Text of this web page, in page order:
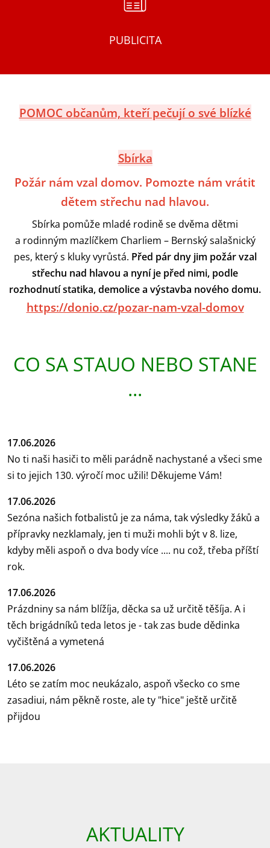
PUBLICITA
POMOC občanům, kteří pečují o své blízké
Sbírka
Požár nám vzal domov. Pomozte nám vrátit
dětem střechu nad hlavou.
Sbírka pomůže mladé rodině se dvěma dětmi
a rodinným mazlíčkem Charliem – Bernský salašnický
pes, který s kluky vyrůstá. Před pár dny jim požár vzal
střechu nad hlavou a nyní je před nimi, podle
rozhodnutí statika, demolice a výstavba nového domu.
https://donio.cz/pozar-nam-vzal-domov
CO SA STAUO NEBO STANE
...
17.06.2026
No ti naši hasiči to měli parádně nachystané a všeci sme
si to jejich 130. výročí moc užili! Děkujeme Vám!
17.06.2026
Sezóna našich fotbalistů je za náma, tak výsledky žáků a
přípravky nezklamaly, jen ti muži mohli být v 8. lize,
kdyby měli aspoň o dva body více .... nu což, třeba příští
rok.
17.06.2026
Prázdniny sa nám blížíja, děcka sa už určitě těšíja. A i
těch brigádníků teda letos je - tak zas bude dědinka
vyčištěná a vymetená
17.06.2026
Léto se zatím moc neukázalo, aspoň všecko co sme
zasadiui, nám pěkně roste, ale ty "hice" ještě určitě
přijdou
AKTUALITY